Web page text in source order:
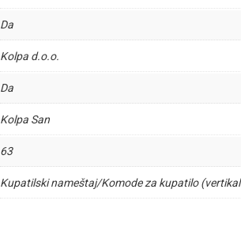
Da
Kolpa d.o.o.
Da
Kolpa San
63
Kupatilski nameštaj/Komode za kupatilo